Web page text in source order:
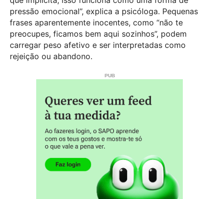
pressão emocional”, explica a psicóloga. Pequenas
frases aparentemente inocentes, como “não te
preocupes, ficamos bem aqui sozinhos”, podem
carregar peso afetivo e ser interpretadas como
rejeição ou abandono.